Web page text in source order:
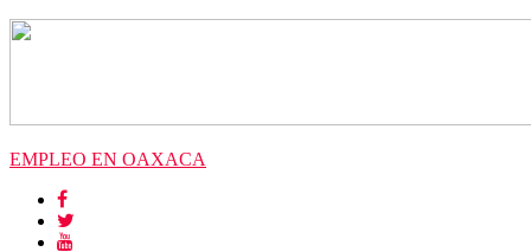
EMPLEO EN OAXACA